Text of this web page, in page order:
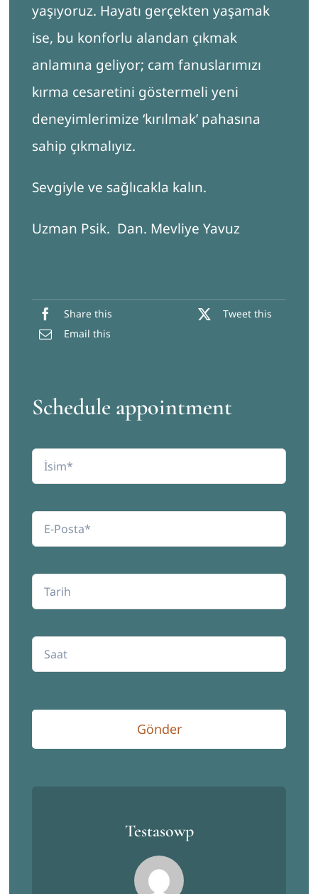
yaşıyoruz. Hayatı gerçekten yaşamak
ise, bu konforlu alandan çıkmak
anlamına geliyor; cam fanuslarımızı
kırma cesaretini göstermeli yeni
deneyimlerimize ‘kırılmak’ pahasına
sahip çıkmalıyız.
Sevgiyle ve sağlıcakla kalın.
Uzman Psik. Dan. Mevliye Yavuz
Share this
Tweet this
Email this
Schedule appointment
Gönder
Testasowp